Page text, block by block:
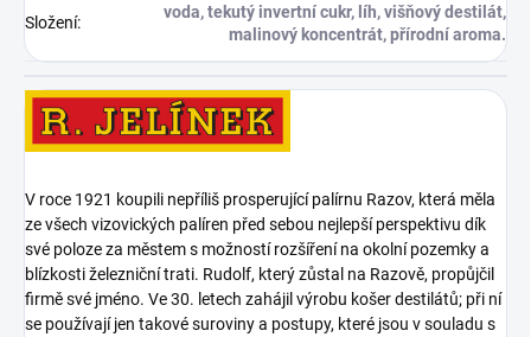
Složení:
voda, tekutý invertní cukr, líh, višňový destilát,
malinový koncentrát, přírodní aroma.
V roce 1921 koupili nepříliš prosperující palírnu Razov, která měla
ze všech vizovických palíren před sebou nejlepší perspektivu dík
své poloze za městem s možností rozšíření na okolní pozemky a
blízkosti železniční trati. Rudolf, který zůstal na Razově, propůjčil
firmě své jméno. Ve 30. letech zahájil výrobu košer destilátů; při ní
se používají jen takové suroviny a postupy, které jsou v souladu s